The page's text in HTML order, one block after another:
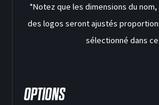
*Notez que les dimensions du
des logos seront ajustés
sélectionné dans
OPTIONS